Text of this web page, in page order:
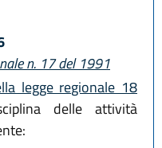
n. 17 del 1991
legge regionale 18
delle attività